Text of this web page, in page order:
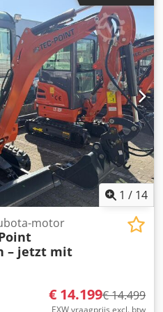
Ahfea * 2x dieplepel Inruil
Fouten en
De in deze advertentie
beschrijvingen en
eigenschappen. De
voor type- en
afzonderlijk worden
in de advertenties zijn niet-
op aanvraag
en met donderdag van 9:00
tot 14:00 uur en op
1 / 14
motor
– jetzt mit
€ 14.199€ 14.499
EXW vraagprijs excl. btw